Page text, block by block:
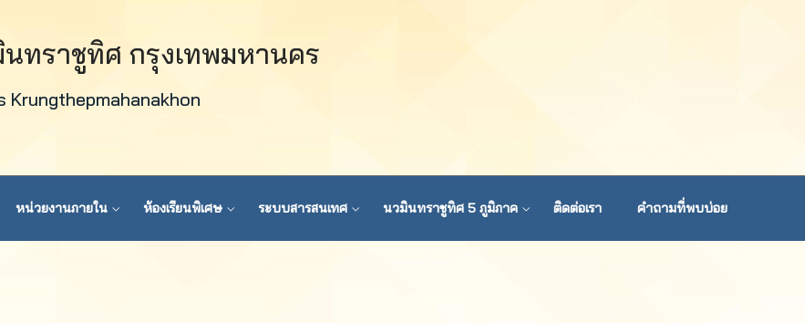
นทราชูทิศ กรุงเทพมหานคร
Krungthepmahanakhon
หน่วยงานภายใน ห้องเรียนพิเศษ ระบบสารสนเทศ นวมินทราชูทิศ 5 ภูมิภาค ติดต่อเรา คำถามที่พบบ่อย